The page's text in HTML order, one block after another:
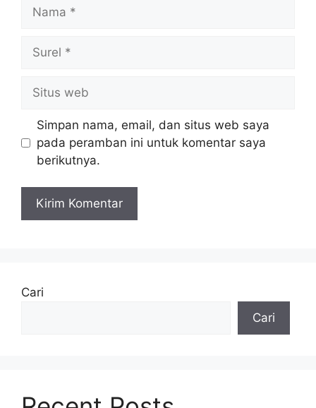
web
Simpan nama, email, dan situs web saya
pada peramban ini untuk komentar saya
berikutnya.
Cari
Cari